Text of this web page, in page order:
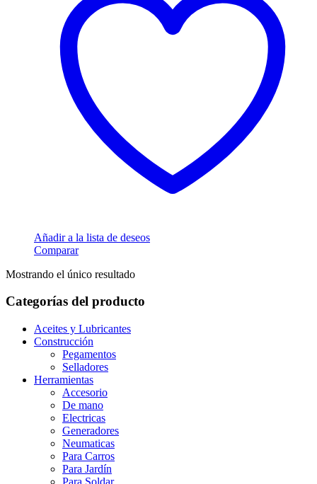
Añadir a la lista de deseos
Comparar
Mostrando el único resultado
Categorías del producto
Aceites y Lubricantes
Construcción
Pegamentos
Selladores
Herramientas
Accesorio
De mano
Electricas
Generadores
Neumaticas
Para Carros
Para Jardín
Para Soldar